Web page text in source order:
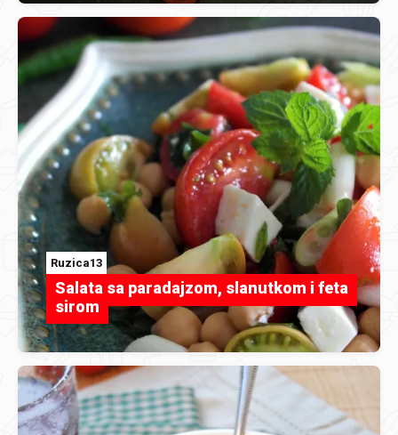
Ruzica13
Salata sa paradajzom, slanutkom i feta
sirom